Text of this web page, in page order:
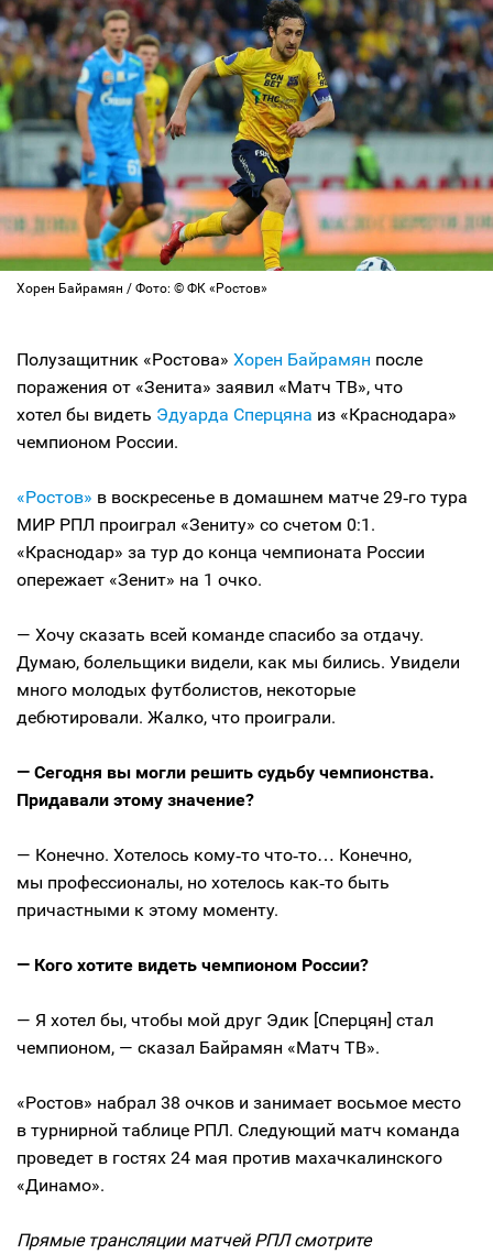
Хорен Байрамян / Фото: © ФК «Ростов»
Полузащитник «Ростова» Хорен Байрамян после
поражения от «Зенита» заявил «Матч ТВ», что
хотел бы видеть Эдуарда Сперцяна из «Краснодара»
чемпионом России.
«Ростов» в воскресенье в домашнем матче 29‑го тура
МИР РПЛ проиграл «Зениту» со счетом 0:1.
«Краснодар» за тур до конца чемпионата России
опережает «Зенит» на 1 очко.
— Хочу сказать всей команде спасибо за отдачу.
Думаю, болельщики видели, как мы бились. Увидели
много молодых футболистов, некоторые
дебютировали. Жалко, что проиграли.
— Сегодня вы могли решить судьбу чемпионства.
Придавали этому значение?
— Конечно. Хотелось кому‑то что‑то… Конечно,
мы профессионалы, но хотелось как‑то быть
причастными к этому моменту.
— Кого хотите видеть чемпионом России?
— Я хотел бы, чтобы мой друг Эдик [Сперцян] стал
чемпионом, — сказал Байрамян «Матч ТВ».
«Ростов» набрал 38 очков и занимает восьмое место
в турнирной таблице РПЛ. Следующий матч команда
проведет в гостях 24 мая против махачкалинского
«Динамо».
Прямые трансляции матчей РПЛ смотрите